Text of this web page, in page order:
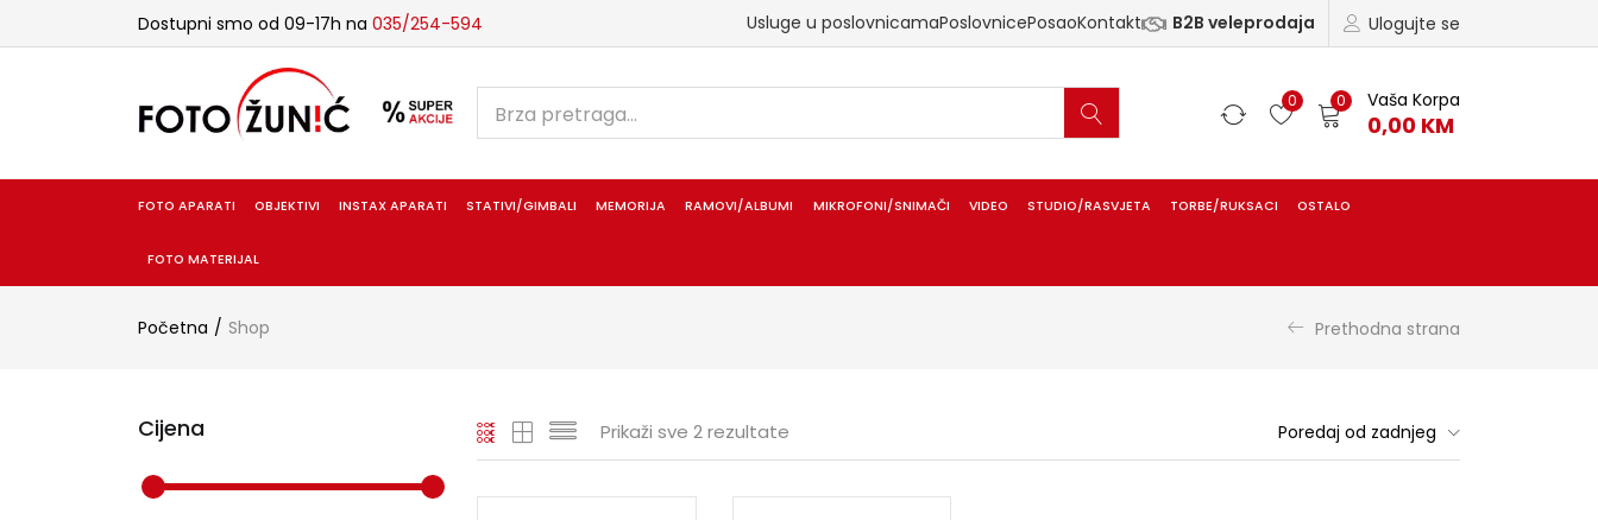
Dostupni smo od 09-17h na 035/254-594 Ulogujte se
Usluge u poslovnicamaPoslovnicePosaoKontakt B2B veleprodaja
0 0 Vaša Korpa
0,00 KM
FOTO APARATI OBJEKTIVI INSTAX APARATI STATIVI/GIMBALI MEMORIJA RAMOVI/ALBUMI MIKROFONI/SNIMAČI VIDEO STUDIO/RASVJETA TORBE/RUKSACI OSTALO
FOTO MATERIJAL
Početna Shop Prethodna strana
Prikaži sve 2 rezultate Poredaj od zadnjeg
Cijena